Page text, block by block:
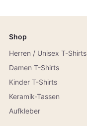
Shop
Herren / Unisex T-Shirts
Damen T-Shirts
Kinder T-Shirts
Keramik-Tassen
Aufkleber